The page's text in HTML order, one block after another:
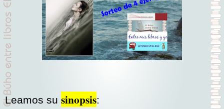
Leamos su sinopsis: